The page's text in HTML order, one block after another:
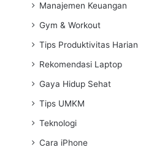
Manajemen Keuangan
Gym & Workout
Tips Produktivitas Harian
Rekomendasi Laptop
Gaya Hidup Sehat
Tips UMKM
Teknologi
Cara iPhone